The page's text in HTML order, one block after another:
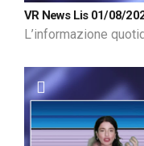
VR News Lis 01/08/
L’informazione